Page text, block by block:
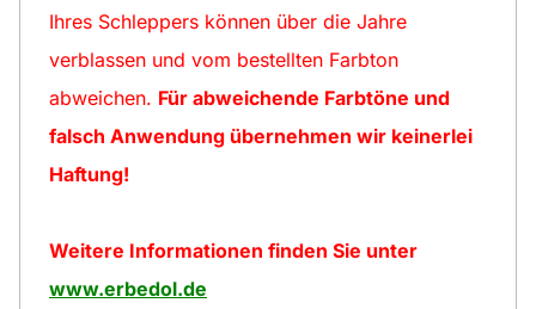
Ihres Schleppers können über die Jahre
verblassen und vom bestellten Farbton
abweichen. Für abweichende Farbtöne und
falsch Anwendung übernehmen wir keinerlei
Haftung!
Weitere Informationen finden Sie unter
www.erbedol.de